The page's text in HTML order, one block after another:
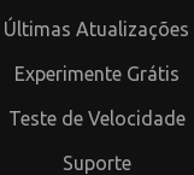
Últimas Atualizações
Experimente Grátis
Teste de Velocidade
Suporte